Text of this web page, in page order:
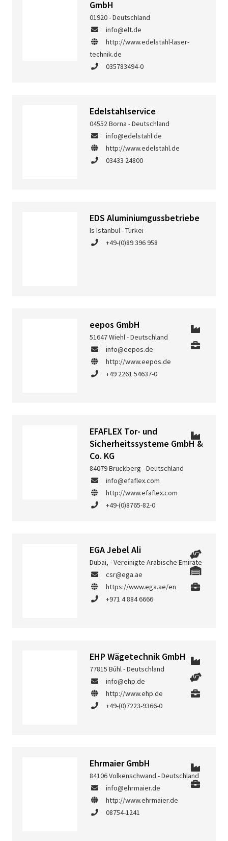
GmbH
01920 - Deutschland
info@elt.de
http://www.edelstahl-laser-
technik.de
035783494-0
Edelstahlservice
04552 Borna - Deutschland
info@edelstahl.de
http://www.edelstahl.de
03433 24800
EDS Aluminiumgussbetriebe
Is Istanbul - Türkei
+49-(0)89 396 958
eepos GmbH
51647 Wiehl - Deutschland
info@eepos.de
http://www.eepos.de
+49 2261 54637-0
EFAFLEX Tor- und
Sicherheitssysteme GmbH &
Co. KG
84079 Bruckberg - Deutschland
info@efaflex.com
http://www.efaflex.com
+49-(0)8765-82-0
EGA Jebel Ali
Dubai, - Vereinigte Arabische Emirate
csr@ega.ae
https://www.ega.ae/en
+971 4 884 6666
EHP Wägetechnik GmbH
77815 Bühl - Deutschland
info@ehp.de
http://www.ehp.de
+49-(0)7223-9366-0
Ehrmaier GmbH
84106 Volkenschwand - Deutschland
info@ehrmaier.de
http://www.ehrmaier.de
08754-1241